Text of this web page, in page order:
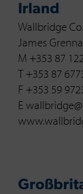
Irland
Wallbridge
James
M +353 87
T +353 87
F +353 59
E